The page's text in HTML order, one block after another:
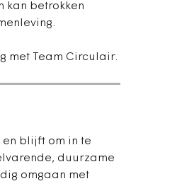
kan betrokken
met Team Circulair.
en blijft om in te
duurzame
omgaan met